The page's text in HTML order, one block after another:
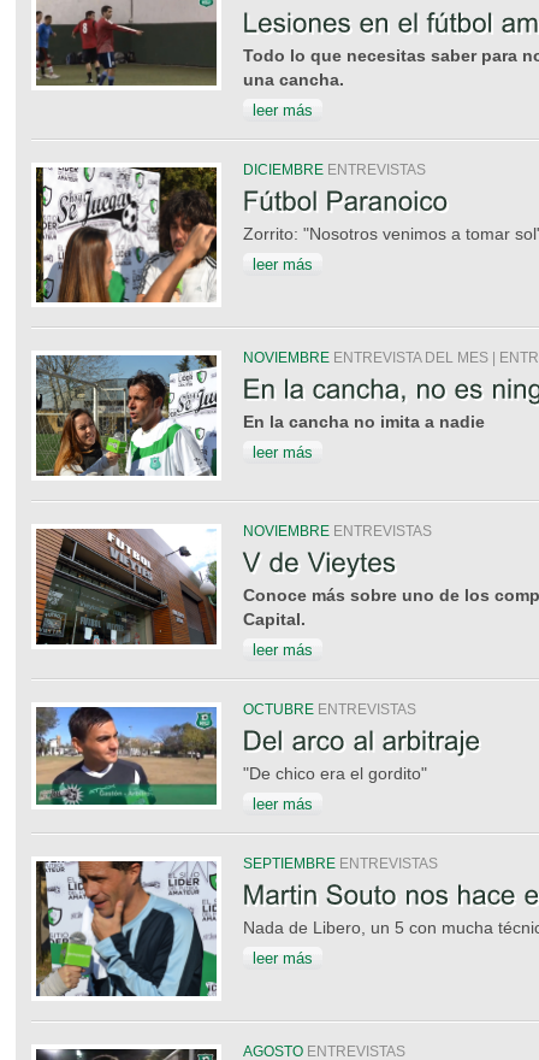
Todo lo que necesitas saber para
una cancha.
leer más
DICIEMBRE ENTREVISTAS
Zorrito: "Nosotros venimos a tomar
leer más
NOVIEMBRE ENTREVISTA DEL MES |
En la cancha no imita a nadie
leer más
NOVIEMBRE ENTREVISTAS
Conoce más sobre uno de los
Capital.
leer más
OCTUBRE ENTREVISTAS
"De chico era el gordito"
leer más
SEPTIEMBRE ENTREVISTAS
Nada de Libero, un 5 con mucha
leer más
AGOSTO ENTREVISTAS